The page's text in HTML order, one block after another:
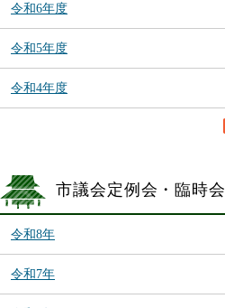
令和6年度
令和5年度
令和4年度
市議会定例会・臨時会
令和8年
令和7年